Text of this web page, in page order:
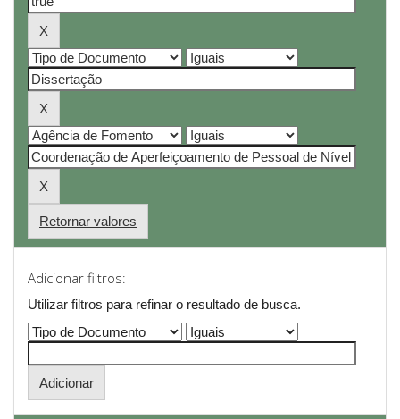
Retornar valores
Adicionar filtros:
Utilizar filtros para refinar o resultado de busca.